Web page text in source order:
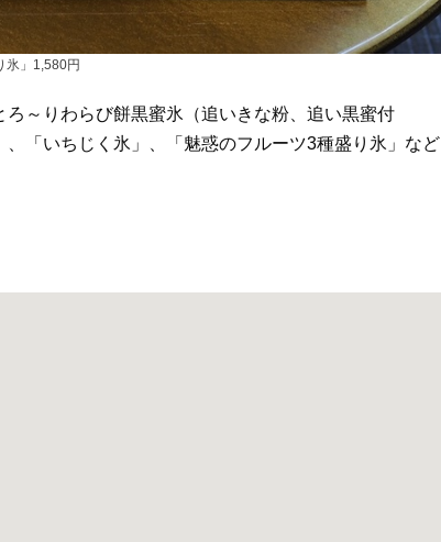
氷」1,580円
～りわらび餅黒蜜氷（追いきな粉、追い黒蜜付
「いちじく氷」、「魅惑のフルーツ3種盛り氷」など